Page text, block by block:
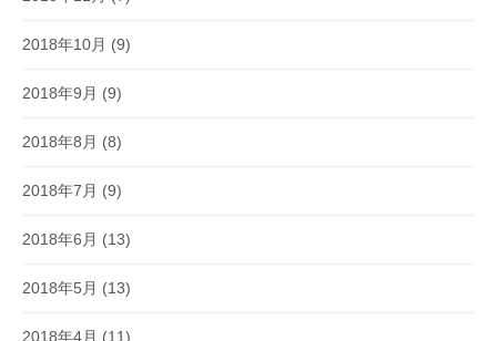
2018年10月 (9)
2018年9月 (9)
2018年8月 (8)
2018年7月 (9)
2018年6月 (13)
2018年5月 (13)
2018年4月 (11)